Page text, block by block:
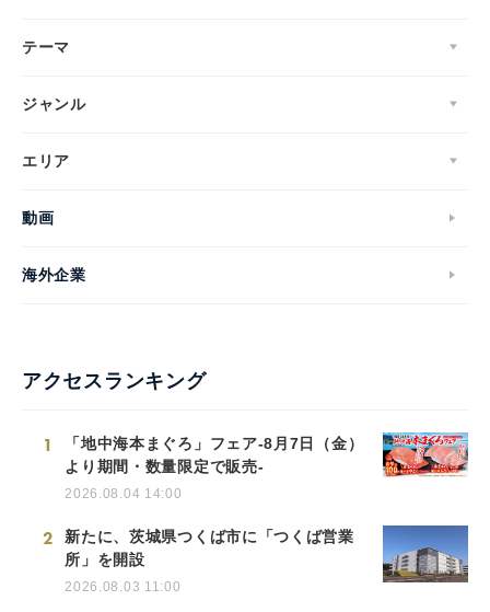
テーマ
ジャンル
エリア
動画
海外企業
アクセスランキング
1
「地中海本まぐろ」フェア-8月7日（金）
より期間・数量限定で販売-
2026.08.04 14:00
2
新たに、茨城県つくば市に「つくば営業
所」を開設
2026.08.03 11:00